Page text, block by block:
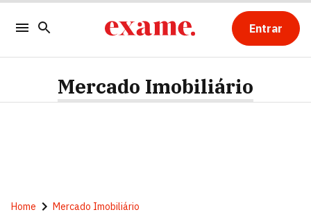
Entrar
Mercado Imobiliário
Home Mercado Imobiliário